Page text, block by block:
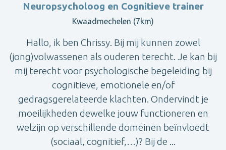
Neuropsycholoog en Cognitieve trainer
Kwaadmechelen (7km)
Hallo, ik ben Chrissy. Bij mij kunnen zowel
(jong)volwassenen als ouderen terecht. Je kan bij
mij terecht voor psychologische begeleiding bij
cognitieve, emotionele en/of
gedragsgerelateerde klachten. Ondervindt je
moeilijkheden dewelke jouw functioneren en
welzijn op verschillende domeinen beïnvloedt
(sociaal, cognitief,…)? Bij de ...